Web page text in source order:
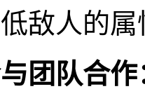
敌人的属
团队合作